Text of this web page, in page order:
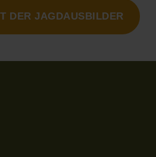
DER JAGDAUSBILDER